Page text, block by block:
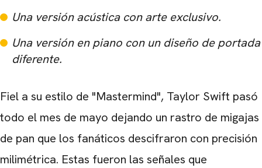
Una versión acústica con arte exclusivo.
Una versión en piano con un diseño de portada
diferente.
Fiel a su estilo de "Mastermind", Taylor Swift pasó
todo el mes de mayo dejando un rastro de migajas
de pan que los fanáticos descifraron con precisión
milimétrica. Estas fueron las señales que